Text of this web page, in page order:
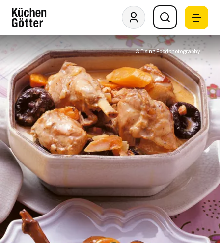
© Eising Foodphotography